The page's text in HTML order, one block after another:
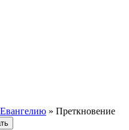
» Преткновение